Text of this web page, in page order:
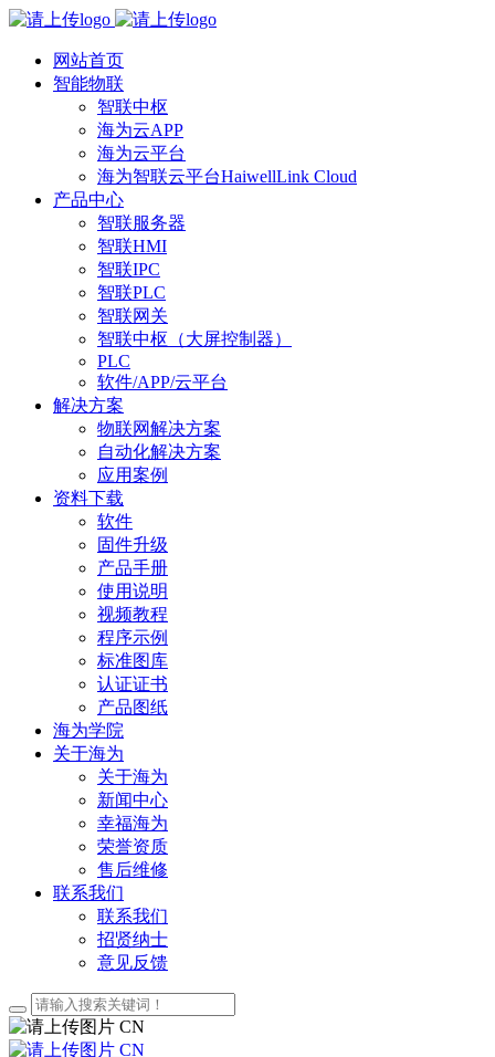
网站首页
智能物联
智联中枢
海为云APP
海为云平台
海为智联云平台HaiwellLink Cloud
产品中心
智联服务器
智联HMI
智联IPC
智联PLC
智联网关
智联中枢（大屏控制器）
PLC
软件/APP/云平台
解决方案
物联网解决方案
自动化解决方案
应用案例
资料下载
软件
固件升级
产品手册
使用说明
视频教程
程序示例
标准图库
认证证书
产品图纸
海为学院
关于海为
关于海为
新闻中心
幸福海为
荣誉资质
售后维修
联系我们
联系我们
招贤纳士
意见反馈
CN
CN